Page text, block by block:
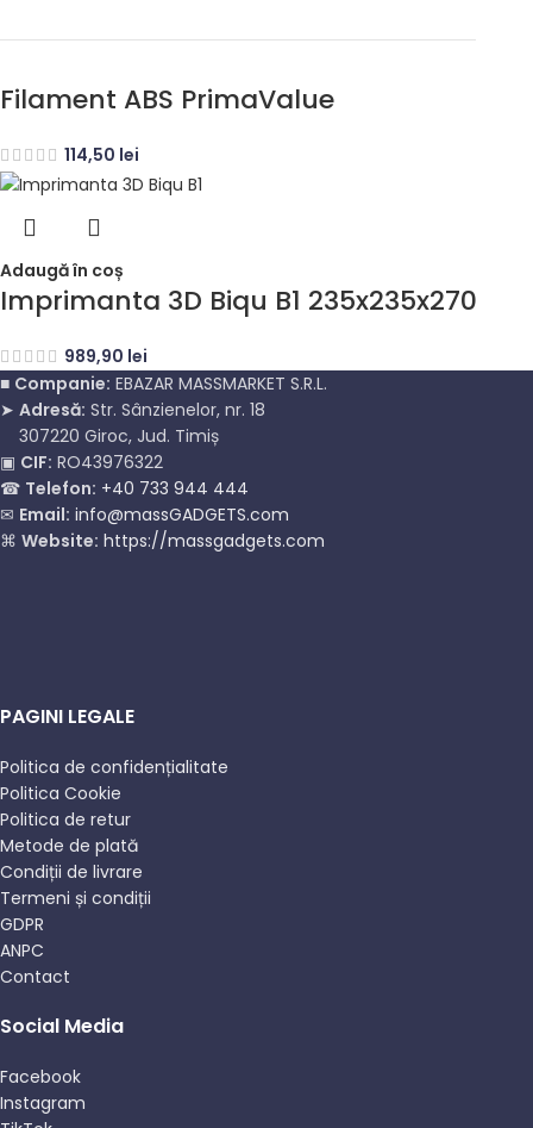
Filament ABS PrimaValue
114,50 lei
Adaugă în coș
Imprimanta 3D Biqu B1 235x235x270
989,90 lei
■ Companie: EBAZAR MASSMARKET S.R.L.
➤ Adresă: Str. Sânzienelor, nr. 18
307220 Giroc, Jud. Timiș
▣ CIF: RO43976322
☎ Telefon: +40 733 944 444
✉ Email: info@massGADGETS.com
⌘ Website: https://massgadgets.com
PAGINI LEGALE
Politica de confidențialitate
Politica Cookie
Politica de retur
Metode de plată
Condiții de livrare
Termeni și condiții
GDPR
ANPC
Contact
Social Media
Facebook
Instagram